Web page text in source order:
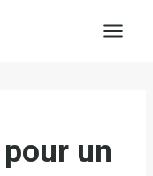
un